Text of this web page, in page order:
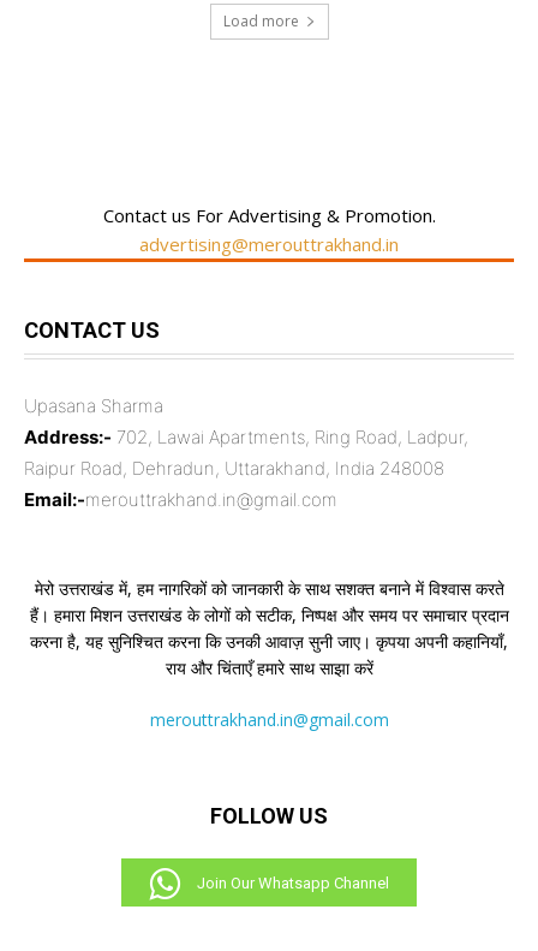
Load more
Contact us For Advertising & Promotion.
advertising@merouttrakhand.in
CONTACT US
Upasana Sharma
Address:- 702, Lawai Apartments, Ring Road, Ladpur,
Raipur Road, Dehradun, Uttarakhand, India 248008
Email:-merouttrakhand.in@gmail.com
मेरो उत्तराखंड में, हम नागरिकों को जानकारी के साथ सशक्त बनाने में विश्वास करते
हैं। हमारा मिशन उत्तराखंड के लोगों को सटीक, निष्पक्ष और समय पर समाचार प्रदान
करना है, यह सुनिश्चित करना कि उनकी आवाज़ सुनी जाए। कृपया अपनी कहानियाँ,
राय और चिंताएँ हमारे साथ साझा करें
merouttrakhand.in@gmail.com
FOLLOW US
Join Our Whatsapp Channel